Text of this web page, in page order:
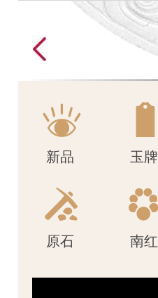
原石 南红
新品 玉牌
原石 南红